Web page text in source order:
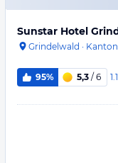
Sunstar Hotel
Grindelwald ·
95% 5,3 / 6